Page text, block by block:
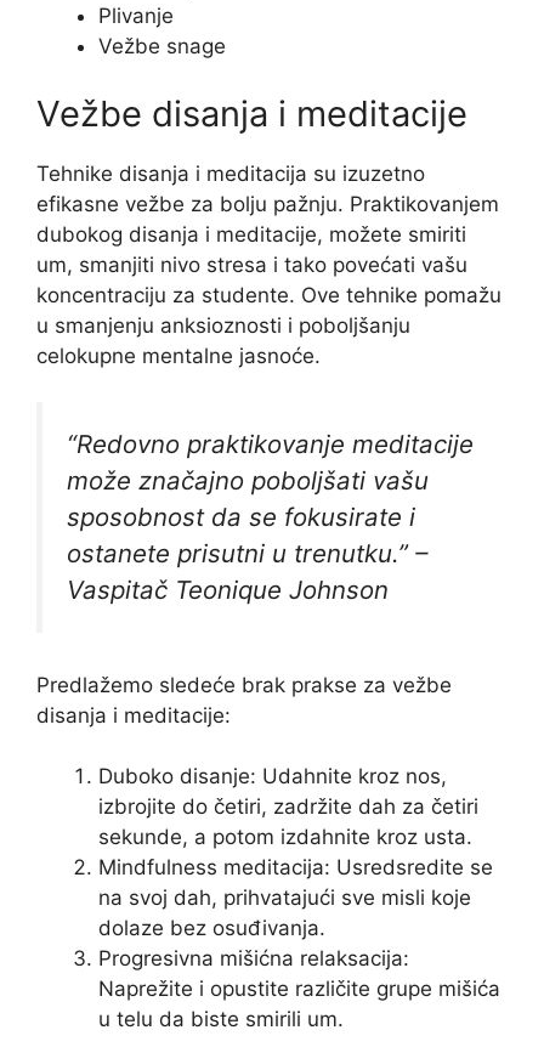
Plivanje
Vežbe snage
Vežbe disanja i meditacije
Tehnike disanja i meditacija su izuzetno
efikasne vežbe za bolju pažnju. Praktikovanjem
dubokog disanja i meditacije, možete smiriti
um, smanjiti nivo stresa i tako povećati vašu
koncentraciju za studente. Ove tehnike pomažu
u smanjenju anksioznosti i poboljšanju
celokupne mentalne jasnoće.
“Redovno praktikovanje meditacije
može značajno poboljšati vašu
sposobnost da se fokusirate i
ostanete prisutni u trenutku.” –
Vaspitač Teonique Johnson
Predlažemo sledeće brak prakse za vežbe
disanja i meditacije:
Duboko disanje: Udahnite kroz nos,
izbrojite do četiri, zadržite dah za četiri
sekunde, a potom izdahnite kroz usta.
Mindfulness meditacija: Usredsredite se
na svoj dah, prihvatajući sve misli koje
dolaze bez osuđivanja.
Progresivna mišićna relaksacija:
Naprežite i opustite različite grupe mišića
u telu da biste smirili um.